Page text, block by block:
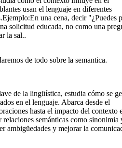
usan el lenguaje en diferentes
una cena, decir "¿Puedes
solicitud educada, no como una
la sal..
de todo sobre la semantica.
de la lingüística, estudia cómo se
en el lenguaje. Abarca desde el
hasta el impacto del contexto
semánticas como sinonimia
ambigüedades y mejorar la